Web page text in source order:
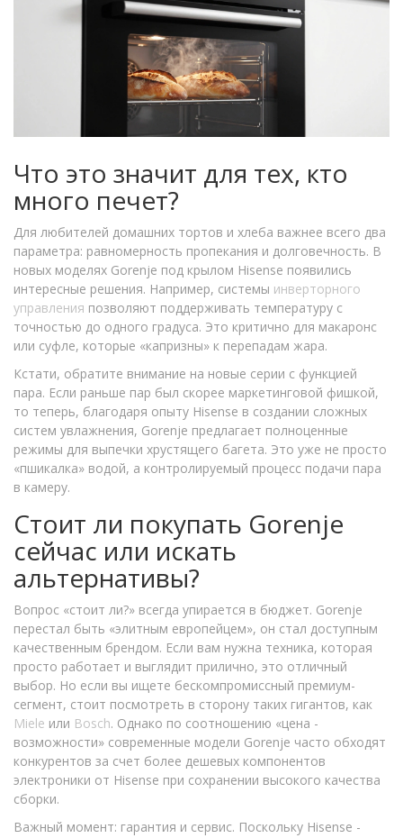
Что это значит для тех, кто
много печет?
Для любителей домашних тортов и хлеба важнее всего два
параметра: равномерность пропекания и долговечность. В
новых моделях Gorenje под крылом Hisense появились
интересные решения. Например, системы инверторного
управления позволяют поддерживать температуру с
точностью до одного градуса. Это критично для макаронс
или суфле, которые «капризны» к перепадам жара.
Кстати, обратите внимание на новые серии с функцией
пара. Если раньше пар был скорее маркетинговой фишкой,
то теперь, благодаря опыту Hisense в создании сложных
систем увлажнения, Gorenje предлагает полноценные
режимы для выпечки хрустящего багета. Это уже не просто
«пшикалка» водой, а контролируемый процесс подачи пара
в камеру.
Стоит ли покупать Gorenje
сейчас или искать
альтернативы?
Вопрос «стоит ли?» всегда упирается в бюджет. Gorenje
перестал быть «элитным европейцем», он стал доступным
качественным брендом. Если вам нужна техника, которая
просто работает и выглядит прилично, это отличный
выбор. Но если вы ищете бескомпромиссный премиум-
сегмент, стоит посмотреть в сторону таких гигантов, как
Miele или Bosch. Однако по соотношению «цена -
возможности» современные модели Gorenje часто обходят
конкурентов за счет более дешевых компонентов
электроники от Hisense при сохранении высокого качества
сборки.
Важный момент: гарантия и сервис. Поскольку Hisense -